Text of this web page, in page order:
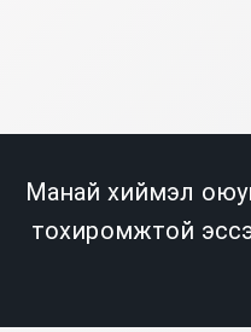
Манай хиймэл
тохиромжтой